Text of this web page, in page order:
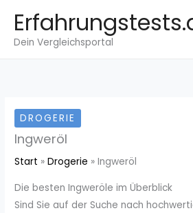
Inhalt
springen
Dein Vergleichsportal
DROGERIE
Ingweröl
Start Drogerie Ingweröl
Die besten Ingweröle im Überblick
Sind Sie auf der Suche nach